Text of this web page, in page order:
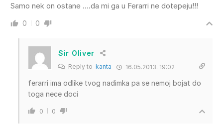
Samo nek on ostane ….da mi ga u Ferarri ne dotepeju!!!
0 0
Sir Oliver
Reply to kanta 16.05.2013. 19:02
ferarri ima odlike tvog nadimka pa se nemoj bojat do
toga nece doci
0 0